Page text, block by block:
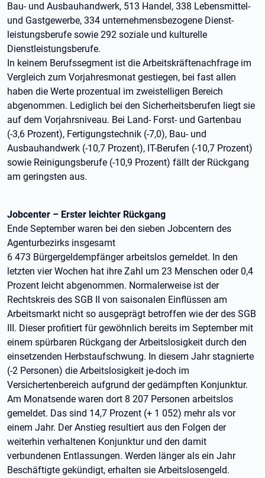
Bau- und Ausbauhandwerk, 513 Handel, 338 Lebensmittel-
und Gastgewerbe, 334 unternehmensbezogene Dienst-
leistungsberufe sowie 292 soziale und kulturelle
Dienstleistungsberufe.
In keinem Berufssegment ist die Arbeitskräftenachfrage im
Vergleich zum Vorjahresmonat gestiegen, bei fast allen
haben die Werte prozentual im zweistelligen Bereich
abgenommen. Lediglich bei den Sicherheitsberufen liegt sie
auf dem Vorjahrsniveau. Bei Land- Forst- und Gartenbau
(-3,6 Prozent), Fertigungstechnik (-7,0), Bau- und
Ausbauhandwerk (-10,7 Prozent), IT-Berufen (-10,7 Prozent)
sowie Reinigungsberufe (-10,9 Prozent) fällt der Rückgang
am geringsten aus.
Jobcenter – Erster leichter Rückgang
Ende September waren bei den sieben Jobcentern des
Agenturbezirks insgesamt
6 473 Bürgergeldempfänger arbeitslos gemeldet. In den
letzten vier Wochen hat ihre Zahl um 23 Menschen oder 0,4
Prozent leicht abgenommen. Normalerweise ist der
Rechtskreis des SGB II von saisonalen Einflüssen am
Arbeitsmarkt nicht so ausgeprägt betroffen wie der des SGB
III. Dieser profitiert für gewöhnlich bereits im September mit
einem spürbaren Rückgang der Arbeitslosigkeit durch den
einsetzenden Herbstaufschwung. In diesem Jahr stagnierte
(-2 Personen) die Arbeitslosigkeit je-doch im
Versichertenbereich aufgrund der gedämpften Konjunktur.
Am Monatsende waren dort 8 207 Personen arbeitslos
gemeldet. Das sind 14,7 Prozent (+ 1 052) mehr als vor
einem Jahr. Der Anstieg resultiert aus den Folgen der
weiterhin verhaltenen Konjunktur und den damit
verbundenen Entlassungen. Werden länger als ein Jahr
Beschäftigte gekündigt, erhalten sie Arbeitslosengeld.